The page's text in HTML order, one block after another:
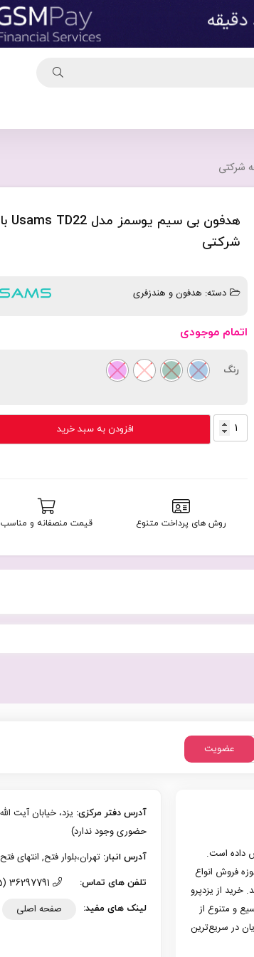
شرکتی
دسته: هدفون و هندزفری
اتمام موجودی
رنگ
هدفون
بی
TD22
گارانتی
عدد
افزودن به سبد خرید
روش های پرداخت متنوع قیمت منصفانه و مناسب
عضویت
شروع و به تدریج گسترش داده است.
در حوزه فروش انواع
خرید از یزدپرو
و متنوع از
در سریع‌ترین
آدرس دفتر مرکزی:
حضوری وجود ندارد)
آدرس انبار: تهران،بلوار فتح, انتهای فتح 13، پلاک 126 (امکان تحویل حضوری وجود دارد)
تلفن های تماس:
لینک های مفید: صفحه اصلی